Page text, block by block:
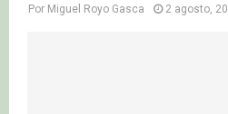
Por Miguel Royo Gasca 2 agosto,